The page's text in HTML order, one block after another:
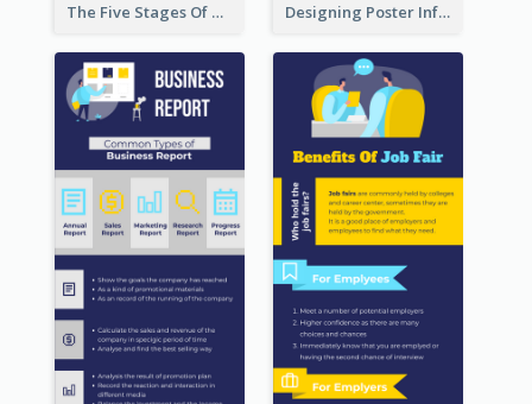
The Five Stages Of The Grief Model Infographic Designing Poster Infographic